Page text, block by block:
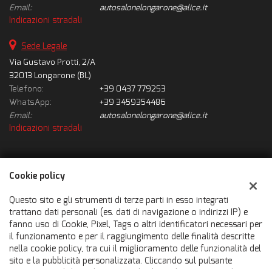
Email:
autosalonelongarone@alice.it
Indicazioni stradali
Sede Legale
Via Gustavo Protti, 2/A
32013 Longarone (BL)
Telefono:
+39 0437 779253
WhatsApp:
+39 3459354486
Email:
autosalonelongarone@alice.it
Indicazioni stradali
Dati fiscali:
Autosalone Longarone Srl
Via Gustavo Protti, 2/A, Longarone (BL)
C.F/P.IVA: 01010930251
Registro delle imprese:BL
Cookie policy
Questo sito e gli strumenti di terze parti in esso integrati
trattano dati personali (es. dati di navigazione o indirizzi IP) e
fanno uso di Cookie, Pixel, Tags o altri identificatori necessari per
il funzionamento e per il raggiungimento delle finalità descritte
nella cookie policy, tra cui il miglioramento delle funzionalità del
sito e la pubblicità personalizzata. Cliccando sul pulsante